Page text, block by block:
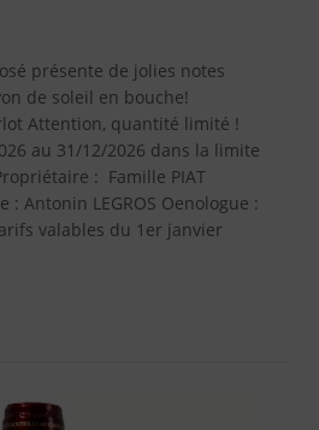
présente de jolies notes
de soleil en bouche!
Attention, quantité limité !
au 31/12/2026 dans la limite
: Famille PIAT
: Antonin LEGROS Oenologue :
valables du 1er janvier